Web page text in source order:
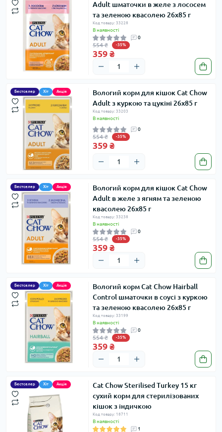
Adult шматочки в желе з лососем
та зеленою квасолею 26х85 г
Код товару: 33228
В наявності
0
554 ₴ -35%
359 ₴
Бестселер Хіт Акція
Вологий корм для кішок Cat Chow
Adult з куркою та цукіні 26х85 г
Код товару: 33203
В наявності
0
554 ₴ -35%
359 ₴
Бестселер Хіт Акція
Вологий корм для кішок Cat Chow
Adult в желе з ягням та зеленою
квасолею 26х85 г
Код товару: 33238
В наявності
0
554 ₴ -35%
359 ₴
Бестселер Хіт Акція
Вологий корм Cat Chow Hairball
Control шматочки в соусі з куркою
та зеленою квасолею 26х85 г
Код товару: 33199
В наявності
0
554 ₴ -35%
359 ₴
Бестселер Хіт Акція
Cat Chow Sterilised Turkey 15 кг
сухий корм для стерилізованих
кішок з індичкою
Код товару: 18711
В наявності
1